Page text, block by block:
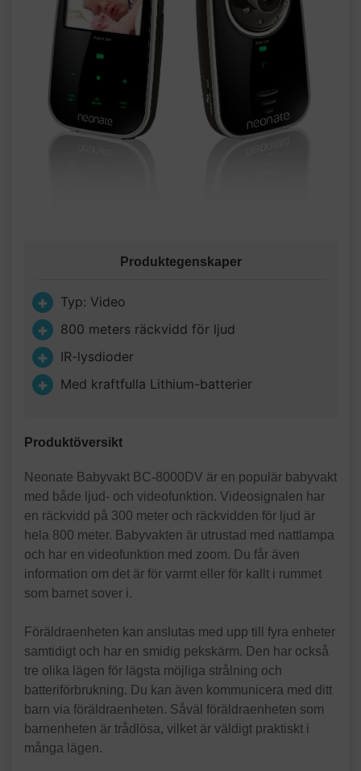
Produktegenskaper
Typ: Video
800 meters räckvidd för ljud
IR-lysdioder
Med kraftfulla Lithium-batterier
Produktöversikt
Neonate Babyvakt BC-8000DV är en populär babyvakt
med både ljud- och videofunktion. Videosignalen har
en räckvidd på 300 meter och räckvidden för ljud är
hela 800 meter. Babyvakten är utrustad med nattlampa
och har en videofunktion med zoom. Du får även
information om det är för varmt eller för kallt i rummet
som barnet sover i.
Föräldraenheten kan anslutas med upp till fyra enheter
samtidigt och har en smidig pekskärm. Den har också
tre olika lägen för lägsta möjliga strålning och
batteriförbrukning. Du kan även kommunicera med ditt
barn via föräldraenheten. Såväl föräldraenheten som
barnenheten är trådlösa, vilket är väldigt praktiskt i
många lägen.